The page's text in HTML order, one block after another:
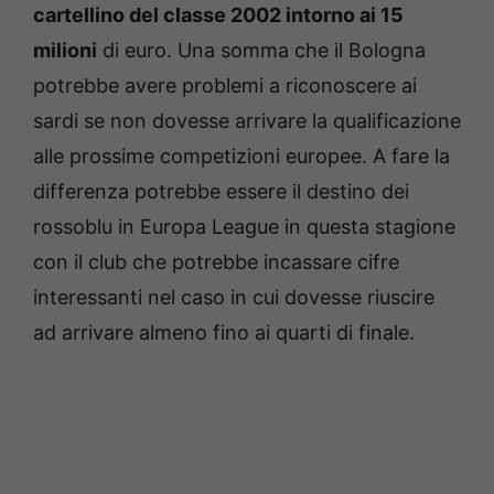
cartellino del classe 2002 intorno ai 15
milioni di euro. Una somma che il Bologna
potrebbe avere problemi a riconoscere ai
sardi se non dovesse arrivare la qualificazione
alle prossime competizioni europee. A fare la
differenza potrebbe essere il destino dei
rossoblu in Europa League in questa stagione
con il club che potrebbe incassare cifre
interessanti nel caso in cui dovesse riuscire
ad arrivare almeno fino ai quarti di finale.